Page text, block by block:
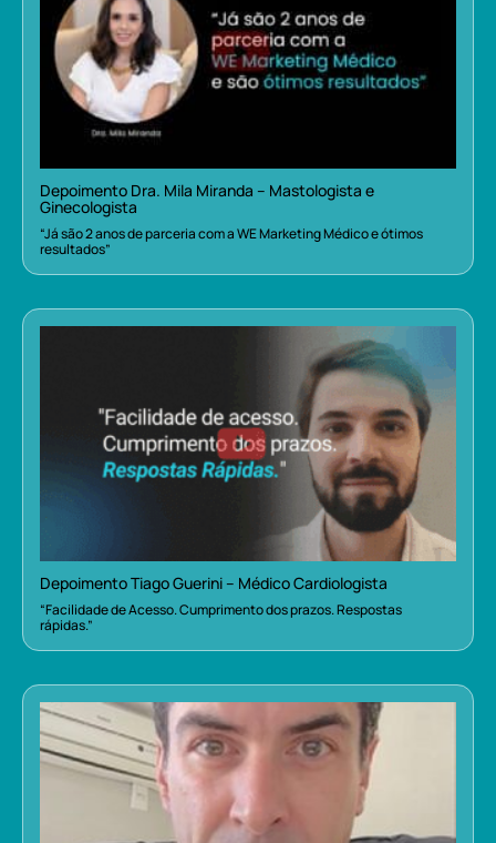
Depoimento Dra. Mila Miranda – Mastologista e
Ginecologista
“Já são 2 anos de parceria com a WE Marketing Médico e ótimos
resultados”
Depoimento Tiago Guerini – Médico Cardiologista
“Facilidade de Acesso. Cumprimento dos prazos. Respostas
rápidas.”